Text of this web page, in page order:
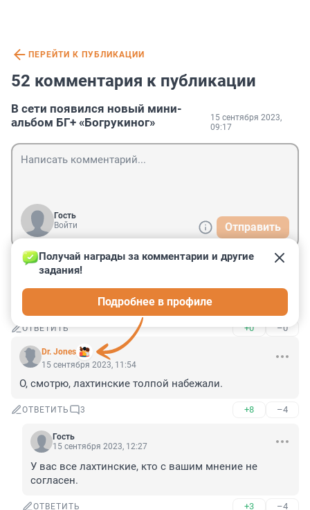
ПЕРЕЙТИ К ПУБЛИКАЦИИ
52 комментария к публикации
В сети появился новый мини-
альбом БГ+ «Богрукиног»
15 сентября 2023,
09:17
Гость
Войти
Отправить
Гость
Гость- Вавилон играет в футбол твоей головой!
ОТВЕТИТЬ +0 –0
Dr. Jones
Получай награды за комментарии и другие
задания!
Подробнее в профиле
15 сентября 2023, 11:54
О, смотрю, лахтинские толпой набежали.
ОТВЕТИТЬ 3 +8 –4
Гость
15 сентября 2023, 12:27
У вас все лахтинские, кто с вашим мнение не
согласен.
ОТВЕТИТЬ +3 –4